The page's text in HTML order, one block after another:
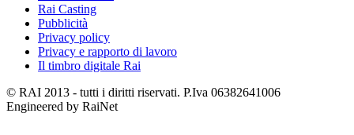
Rai Casting
Pubblicità
Privacy policy
Privacy e rapporto di lavoro
Il timbro digitale Rai
© RAI 2013 - tutti i diritti riservati. P.Iva 06382641006
Engineered by RaiNet